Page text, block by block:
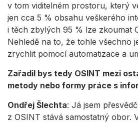
v tom viditelném prostoru, který
jen cca 5 % obsahu veškerého
i těch zbylých 95 % lze zkoumat
Nehledě na to, že tohle všechno
zrychlit pomocí automatizace a
Zařadil bys tedy OSINT mezi
metody nebo formy práce s
Ondřej Šlechta: Já jsem
z OSINT stává samostatný obor.